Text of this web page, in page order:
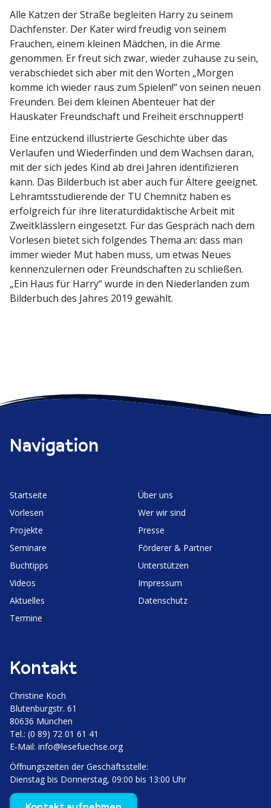
Alle Katzen der Straße begleiten Harry zu seinem
Dachfenster. Der Kater wird freudig von seinem
Frauchen, einem kleinen Mädchen, in die Arme
genommen. Er freut sich zwar, wieder zuhause zu sein,
verab­schiedet sich aber mit den Worten „Morgen
komme ich wieder raus zum Spielen!“ von seinen neuen
Freunden. Bei dem kleinen Abenteuer hat der
Hauskater Freund­schaft und Freiheit erschnuppert!
Eine entzü­ckend illus­trierte Geschichte über das
Verlaufen und Wieder­finden und dem Wachsen daran,
mit der sich jedes Kind ab drei Jahren identi­fi­zieren
kann. Das Bilderbuch ist aber auch für Ältere geeignet.
Lehramts­stu­die­rende der TU Chemnitz haben es
erfolg­reich für ihre litera­tur­di­dak­tische Arbeit mit
Zweit­klässlern einge­setzt. Für das Gespräch nach dem
Vorlesen bietet sich folgendes Thema an: dass man
immer wieder Mut haben muss, um etwas Neues
kennen­zu­lernen oder Freund­schaften zu schließen.
„Ein Haus für Harry“ wurde in den Nieder­landen zum
Bilderbuch des Jahres 2019 gewählt.
Navigation
Start­seite
Vorlesen
Projekte
Seminare
Buchtipps
Videos
Aktuelles
Termine
Über uns
Wer wir sind
Presse
Förderer & Partner
Unter­stützen
Impressum
Daten­schutz
Kontakt
Christine Koch
Bluten­burgstr. 61
80636 München
Tel.: (0 89) 72 01 61 41
E‑Mail: info@lesefuechse.org
Öffnungs­zeiten der Geschäftsstelle:
Dienstag bis Donnerstag, 09:00 bis 13:00 Uhr